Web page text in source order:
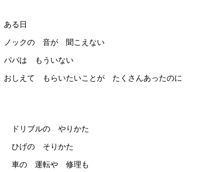
ある日
ノックの 音が 聞こえない
パパは もういない
おしえて もらいたいことが たくさんあったのに
ドリブルの やりかた
ひげの そりかた
車の 運転や 修理も